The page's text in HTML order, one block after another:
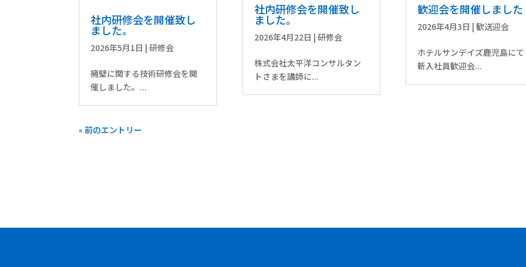
社内研修会を開催致し
ました。
2026年5月1日 |研修会
擁壁に関する技術研修会を開
催しました。...
社内研修会を開催致し
ました。
2026年4月22日 | 研修会
株式会社太平洋コンサルタン
トさまを講師に...
歓迎会を開催しました
2026年4月3日 |歓送迎会
ホテルサンデイズ鹿児島にて
新入社員歓迎会...
« 前のエントリー